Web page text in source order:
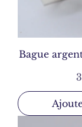
Bague